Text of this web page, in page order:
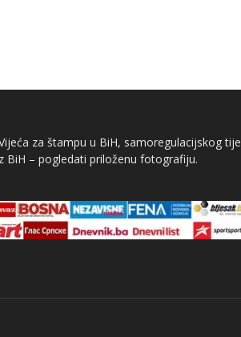
za štampu u BiH, samoregulacijskog
BiH – pogledati priloženu fotografiju.